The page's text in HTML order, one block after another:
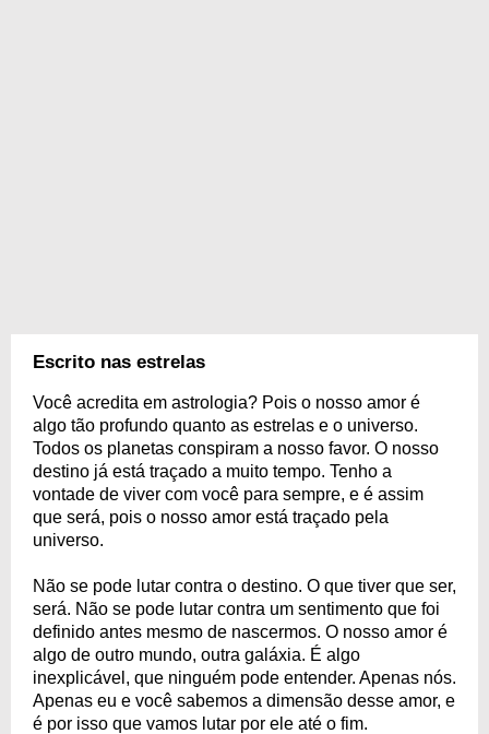
Escrito nas estrelas
Você acredita em astrologia? Pois o nosso amor é
algo tão profundo quanto as estrelas e o universo.
Todos os planetas conspiram a nosso favor. O nosso
destino já está traçado a muito tempo. Tenho a
vontade de viver com você para sempre, e é assim
que será, pois o nosso amor está traçado pela
universo.
Não se pode lutar contra o destino. O que tiver que ser,
será. Não se pode lutar contra um sentimento que foi
definido antes mesmo de nascermos. O nosso amor é
algo de outro mundo, outra galáxia. É algo
inexplicável, que ninguém pode entender. Apenas nós.
Apenas eu e você sabemos a dimensão desse amor, e
é por isso que vamos lutar por ele até o fim.